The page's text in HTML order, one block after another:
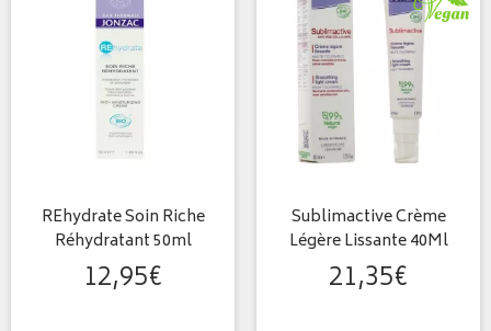
REhydrate Soin Riche
Réhydratant 50ml
12,95€
Sublimactive Crème
Légère Lissante 40Ml
21,35€